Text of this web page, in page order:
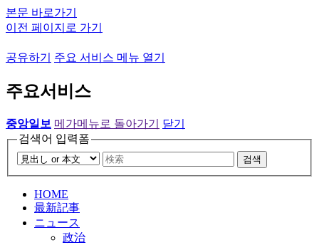
본문 바로가기
이전 페이지로 가기
공유하기 주요 서비스 메뉴 열기
주요서비스
중앙일보 메가메뉴로 돌아가기
닫기
검색어 입력폼
검색
HOME
最新記事
ニュース
政治